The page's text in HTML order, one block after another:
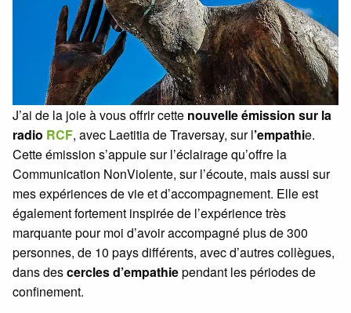
J’ai de la joie à vous offrir cette nouvelle émission sur la
radio RCF, avec Laetitia de Traversay, sur l’empathie.
Cette émission s’appuie sur l’éclairage qu’offre la
Communication NonViolente, sur l’écoute, mais aussi sur
mes expériences de vie et d’accompagnement. Elle est
également fortement inspirée de l’expérience très
marquante pour moi d’avoir accompagné plus de 300
personnes, de 10 pays différents, avec d’autres collègues,
dans descercles d’empathiependant les périodes de
confinement.